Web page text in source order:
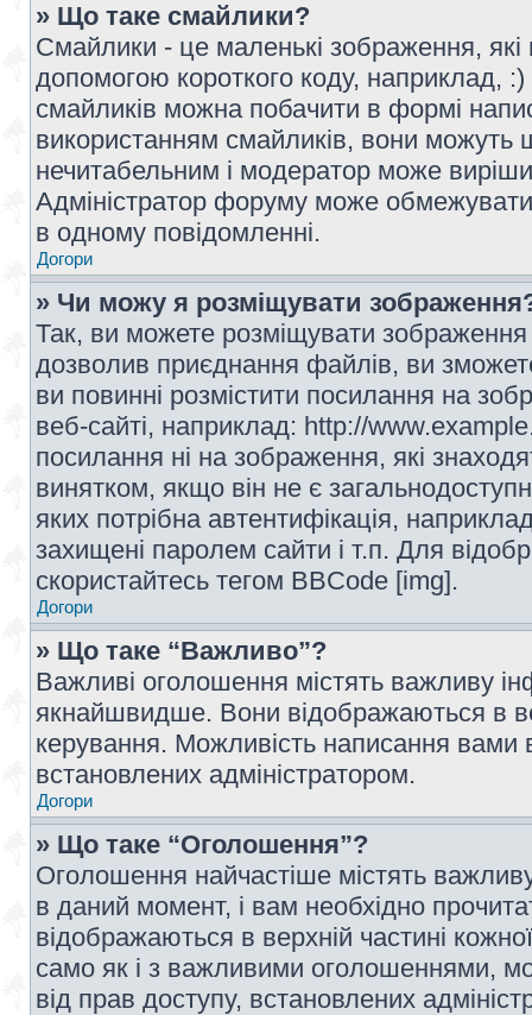
» Що таке смайлики?
Смайлики - це маленькі зображення, які
допомогою короткого коду, наприклад,
смайликів можна побачити в формі
використанням смайликів, вони
нечитабельним і модератор може
Адміністратор форуму може обмежувати
в одному повідомленні.
Догори
» Чи можу я розміщувати
Так, ви можете розміщувати
дозволив приєднання файлів, ви
ви повинні розмістити посилання на
веб-сайті, наприклад: http://
посилання ні на зображення, які
винятком, якщо він не є
яких потрібна автентифікація,
захищені паролем сайти і т.п. Для
скористайтесь тегом BBCode [img].
Догори
» Що таке “Важливо”?
Важливі оголошення містять важливу
якнайшвидше. Вони відображаються в
керування. Можливість написання
встановлених адміністратором.
Догори
» Що таке “Оголошення”?
Оголошення найчастіше містять
в даний момент, і вам необхідно
відображаються в верхній частині
само як і з важливими оголошеннями,
від прав доступу, встановлених